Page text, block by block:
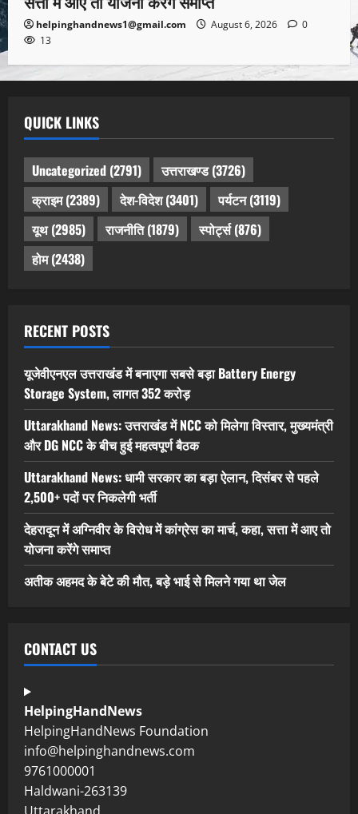
helpinghandnews1@gmail.com August 6, 2026
0
13
QUICK LINKS
Uncategorized (2791) उत्तराखण्ड(3726)
क्राइम(2389) देश-विदेश(3401) पर्यटन(3119)
यूथ(2985) राजनीति(1879) स्पोर्ट्स(876)
होम(2438)
RECENT POSTS
यूजेवीएनएल उत्तराखंड में बनाएगा सबसे बड़ा Battery Energy
Storage System, लागत 352 करोड़
Uttarakhand News: उत्तराखंड में NCC को मिलेगा विस्तार, मुख्यमंत्री
और DG NCC के बीच हुई महत्वपूर्ण बैठक
Uttarakhand News: धामी सरकार का बड़ा ऐलान, दिसंबर से पहले
2,500+ पदों पर निकलेगी भर्ती
देहरादून में अग्निवीर के विरोध में कांग्रेस का मार्च, कहा, सत्ता में आए तो
योजना करेंगे समाप्त
अतीक अहमद के बेटे की मौत, बड़े भाई से मिलने गया था जेल
CONTACT US
HelpingHandNews
HelpingHandNews Foundation
info@helpinghandnews.com
9761000001
Haldwani-263139